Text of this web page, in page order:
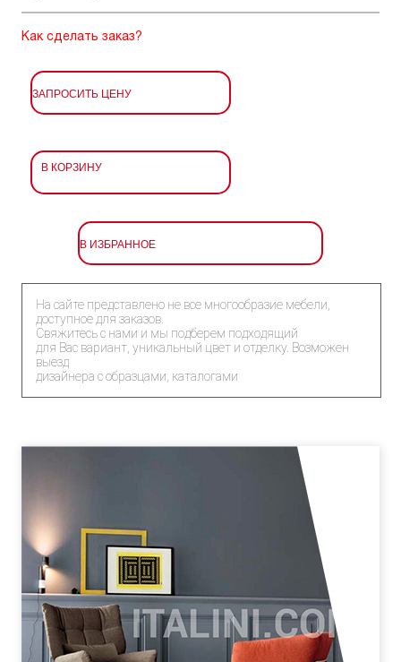
Как сделать заказ?
ЗАПРОСИТЬ ЦЕНУ
В КОРЗИНУ
В ИЗБРАННОЕ
На сайте представлено не все многообразие мебели,
доступное для заказов.
Свяжитесь с нами и мы подберем подходящий
для Вас вариант, уникальный цвет и отделку. Возможен
выезд
дизайнера с образцами, каталогами